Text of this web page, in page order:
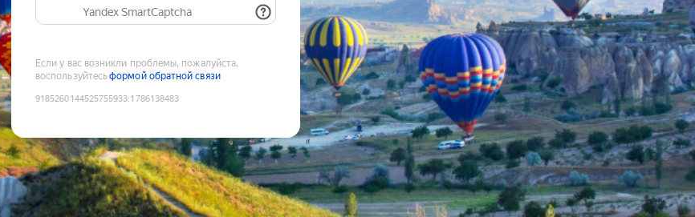
Yandex SmartCaptcha
Если у вас возникли проблемы, пожалуйста,
воспользуйтесьформой обратной связи
9185260144525755933:1786138483